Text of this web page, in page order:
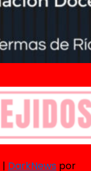
| DarkNews por